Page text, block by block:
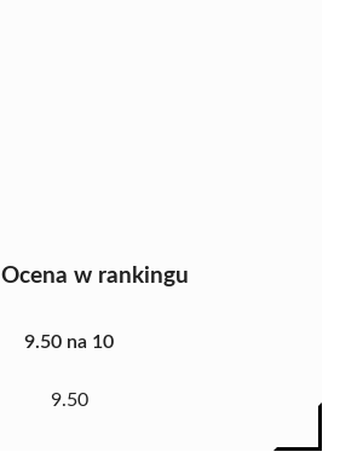
Ocena w rankingu
9.50 na 10
9.50